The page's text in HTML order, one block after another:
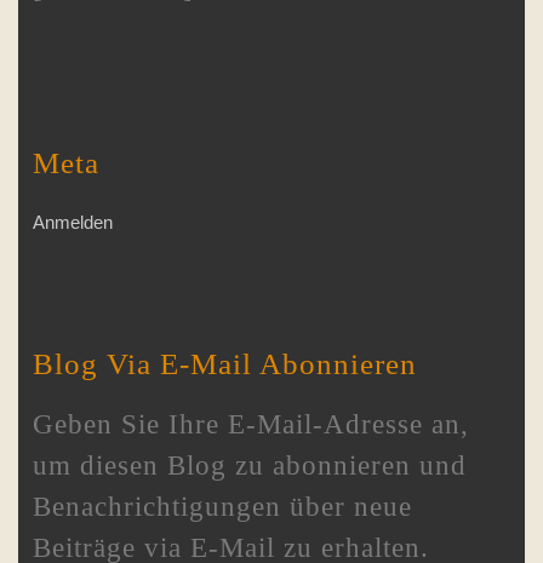
Meta
Anmelden
Blog Via E-Mail Abonnieren
Geben Sie Ihre E-Mail-Adresse an,
um diesen Blog zu abonnieren und
Benachrichtigungen über neue
Beiträge via E-Mail zu erhalten.